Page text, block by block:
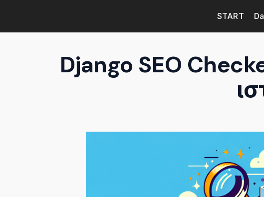
START
Django SEO